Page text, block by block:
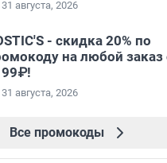
августа, 2026
- скидка 20% по
на любой заказ
августа, 2026
Все промокоды